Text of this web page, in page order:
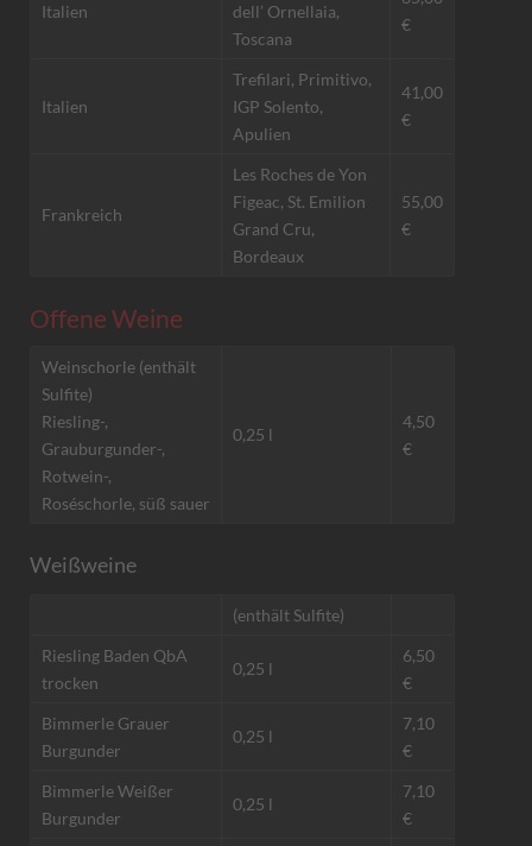
Italien
dell’ Ornellaia,
Toscana
€
Italien
Trefilari, Primitivo,
IGP Solento,
Apulien
41,00
€
Frankreich
Les Roches de Yon
Figeac, St. Emilion
Grand Cru,
Bordeaux
55,00
€
Offene Weine
Weinschorle (enthält
Sulfite)
Riesling-,
Grauburgunder-,
Rotwein-,
Roséschorle, süß sauer
0,25 l
4,50
€
Weißweine
(enthält Sulfite)
Riesling Baden QbA
trocken
0,25 l
6,50
€
Bimmerle Grauer
Burgunder
0,25 l
7,10
€
Bimmerle Weißer
Burgunder
0,25 l
7,10
€